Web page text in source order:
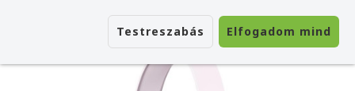
Testreszabás Elfogadom mind